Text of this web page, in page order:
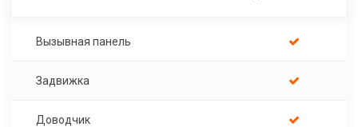
Вызывная панель
Задвижка
Доводчик